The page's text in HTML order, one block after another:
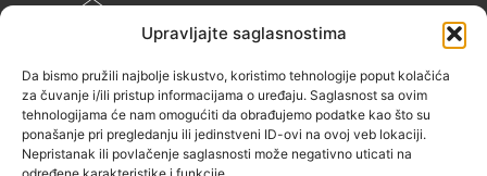
Upravljajte saglasnostima
Da bismo pružili najbolje iskustvo, koristimo tehnologije poput kolačića
za čuvanje i/ili pristup informacijama o uređaju. Saglasnost sa ovim
tehnologijama će nam omogućiti da obrađujemo podatke kao što su
ponašanje pri pregledanju ili jedinstveni ID-ovi na ovoj veb lokaciji.
Nepristanak ili povlačenje saglasnosti može negativno uticati na
INFO@ZENIT.BA
ZENIČANKA, 3. SPRAT), 72000 ZENICA